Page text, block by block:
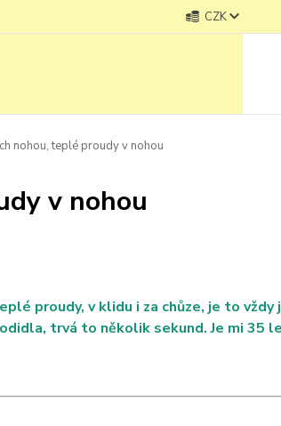
CZK
nohou, teplé proudy v nohou
v nohou
proudy, v klidu i za chůze, je to vždy
trvá to několik sekund. Je mi 35